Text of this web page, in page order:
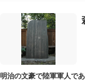
明治の文豪で陸軍軍人で